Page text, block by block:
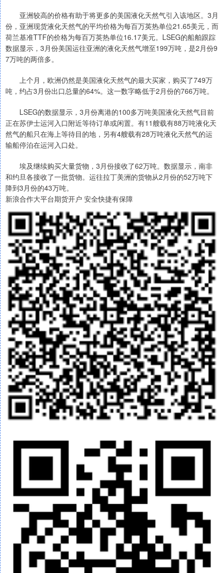
亚洲较高的价格有助于将更多的美国液化天然气引入该地区。3月
份，亚洲现货液化天然气的平均价格为每百万英热单位21.65美元，而
荷兰基准TTF的价格为每百万英热单位16.17美元。LSEG的船舶跟踪
数据显示，3月份美国运往亚洲的液化天然气增至199万吨，是2月份9
7万吨的两倍多。
上个月，欧洲仍然是美国液化天然气的最大买家，购买了749万
吨，约占3月份出口总量的64%。这一数字略低于2月份的766万吨。
LSEG的数据显示，3月份离港的100多万吨美国液化天然气目前
正在苏伊士运河入口附近等待订单或闲置。有11艘载有88万吨液化天
然气的船只在海上等待目的地，另有4艘载有28万吨液化天然气的运
输船停泊在运河入口处。
埃及继续购买大量货物，3月份接收了62万吨。数据显示，南非
和约旦各接收了一批货物。运往拉丁美洲的货物从2月份的52万吨下
降到3月份的43万吨。
新浪合作大平台期货开户 安全快捷有保障